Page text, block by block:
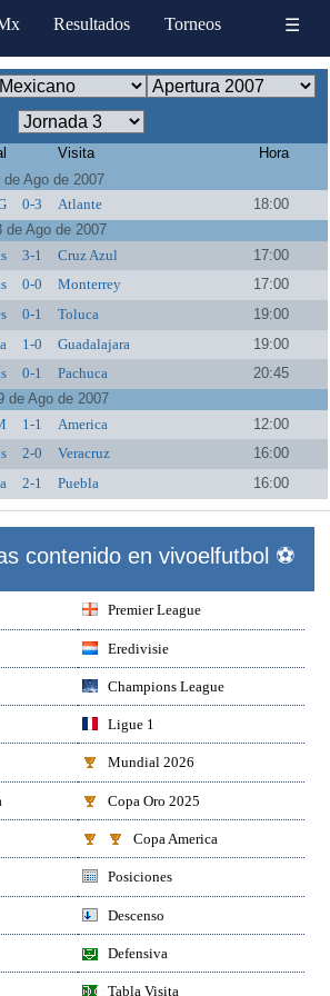
Resultados Torneos ☰
Visita
Hora
de Ago de 2007
0-3 Atlante
18:00
de Ago de 2007
3-1 Cruz Azul
17:00
0-0 Monterrey
17:00
0-1 Toluca
19:00
1-0 Guadalajara
19:00
0-1 Pachuca
20:45
de Ago de 2007
1-1 America
12:00
2-0 Veracruz
16:00
2-1 Puebla 16:00
contenido en vivoelfutbol ⚽
Premier League
Eredivisie
Champions League
Ligue 1
Mundial 2026
Copa Oro 2025
Copa America
Posiciones
Descenso
Defensiva
Tabla Visita